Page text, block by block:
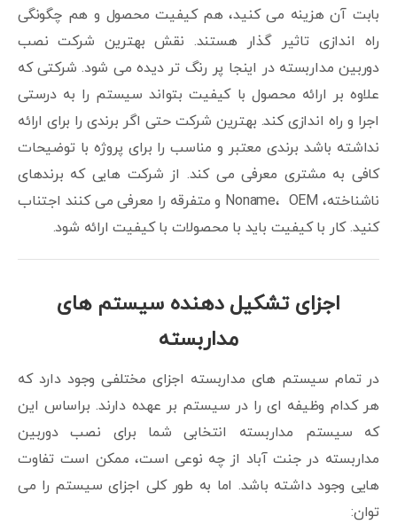
بابت آن هزینه می کنید، هم کیفیت محصول و هم چگونگی
راه اندازی تاثیر گذار هستند. نقش بهترین شرکت نصب
دوربین مداربسته در اینجا پر رنگ تر دیده می شود. شرکتی که
علاوه بر ارائه محصول با کیفیت بتواند سیستم را به درستی
اجرا و راه اندازی کند. بهترین شرکت حتی اگر برندی را برای ارائه
نداشته باشد برندی معتبر و مناسب را برای پروژه با توضیحات
کافی به مشتری معرفی می کند. از شرکت هایی که برندهای
ناشناخته، Noname، OEM و متفرقه را معرفی می کنند اجتناب
کنید. کار با کیفیت باید با محصولات با کیفیت ارائه شود.
اجزای تشکیل دهنده سیستم های
مداربسته
در تمام سیستم های مداربسته اجزای مختلفی وجود دارد که
هر کدام وظیفه ای را در سیستم بر عهده دارند. براساس این
که سیستم مداربسته انتخابی شما برای نصب دوربین
مداربسته در جنت آباد از چه نوعی است، ممکن است تفاوت
هایی وجود داشته باشد. اما به طور کلی اجزای سیستم را می
توان: